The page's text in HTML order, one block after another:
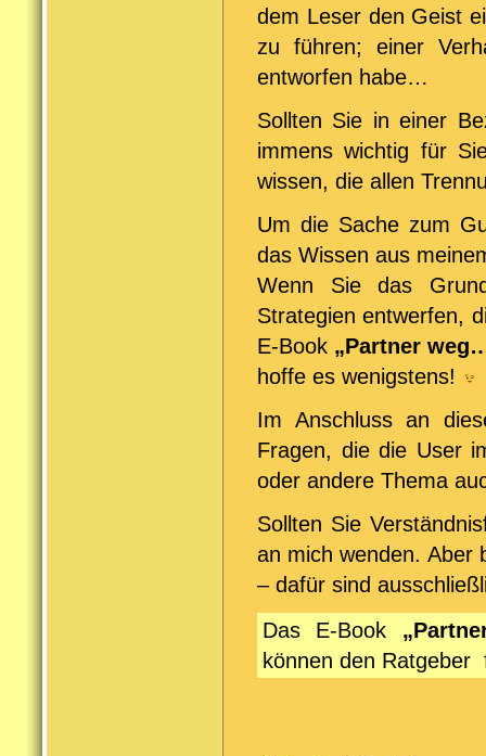
dem Leser den Geist
zu führen; einer
entworfen habe…
Sollten Sie in einer
immens wichtig für
wissen, die allen
Um die Sache zum
das Wissen aus
Wenn Sie das
Strategien entwerfen,
E-Book „Partner
hoffe es wenigstens!
Im Anschluss an
Fragen, die die User
oder andere Thema
Sollten Sie
an mich wenden. Aber
– dafür sind
Das E-Book
können den